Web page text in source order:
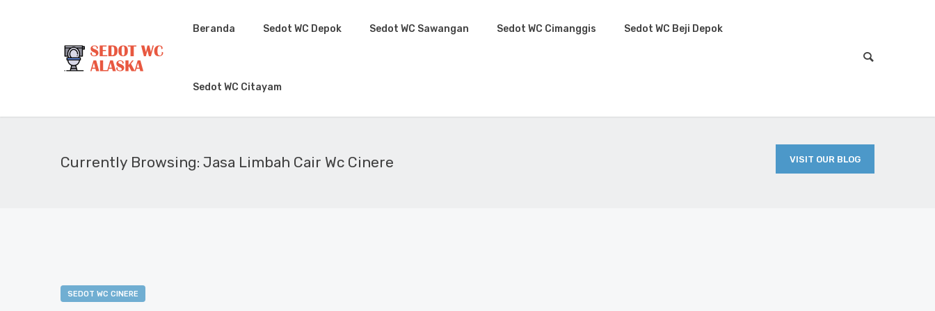
Beranda Sedot WC Depok Sedot WC Sawangan Sedot WC Cimanggis Sedot WC Beji Depok
Sedot WC Citayam
Currently Browsing: Jasa Limbah Cair Wc Cinere VISIT OUR BLOG
SEDOT WC CINERE